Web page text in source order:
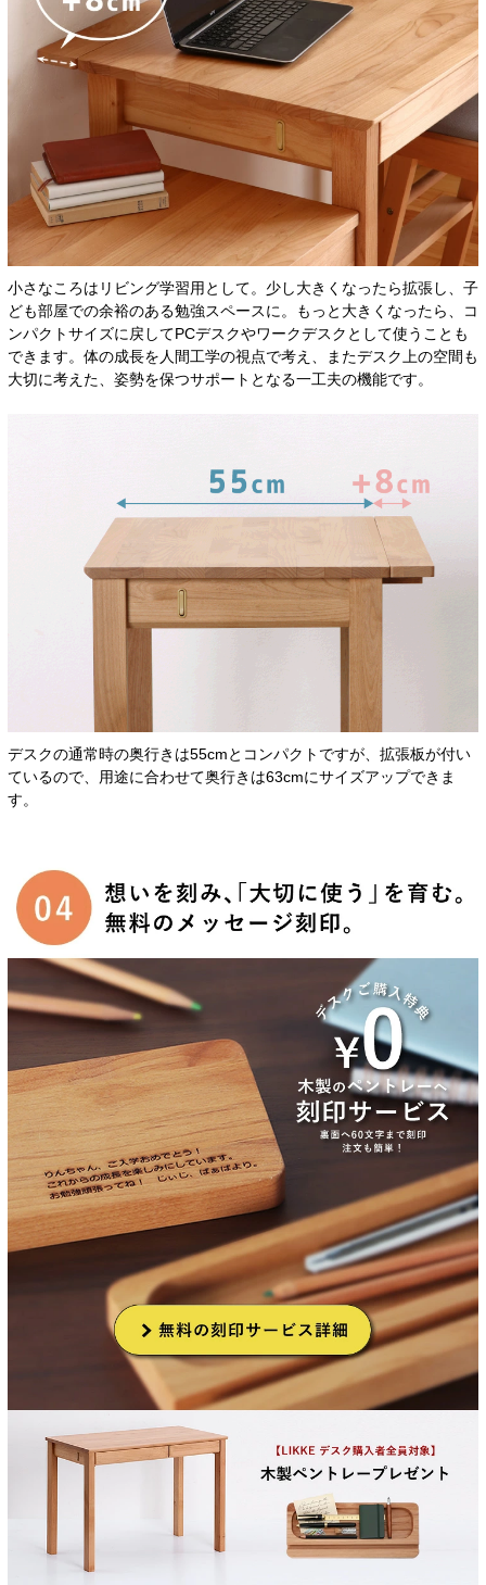
小さなころはリビング学習用として。少し大きくなったら拡張し、子
ども部屋での余裕のある勉強スペースに。もっと大きくなったら、コ
ンパクトサイズに戻してPCデスクやワークデスクとして使うことも
できます。体の成長を人間工学の視点で考え、またデスク上の空間も
大切に考えた、姿勢を保つサポートとなる一工夫の機能です。
デスクの通常時の奥行きは55cmとコンパクトですが、拡張板が付い
ているので、用途に合わせて奥行きは63cmにサイズアップできま
す。